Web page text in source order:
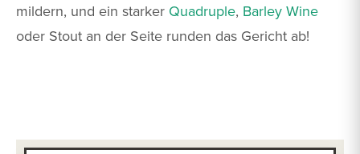
mildern, und ein starker Quadruple, Barley Wine
oder Stout an der Seite runden das Gericht ab!